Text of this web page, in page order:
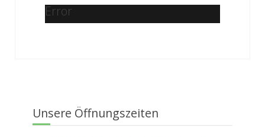
Error
Unsere Öffnungszeiten